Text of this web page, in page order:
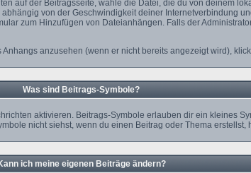
auf der Beitragsseite, wähle die Datei, die du von deinem
von der Geschwindigkeit deiner Internetverbindung
zum Hinzufügen von Dateianhängen. Falls der
anzusehen (wenn er nicht bereits angezeigt wird),
Was sind Beitrags-Symbole?
aktivieren. Beitrags-Symbole erlauben dir ein kleines
nicht siehst, wenn du einen Beitrag oder Thema
ich meine eigenen Beiträge ändern?